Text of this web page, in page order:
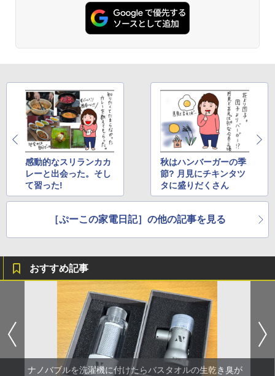
感動的なスリランカカ
レーと出会った。そし
て習った!
秋はハンバーガーの季
節? 月見にチキンタツ
タに盛りだくさん
［ぷーこの家電日記］の他の記事を見る
おすすめ記事
ナノバブルを洗濯機に付けたらバスタオルの生乾き臭が